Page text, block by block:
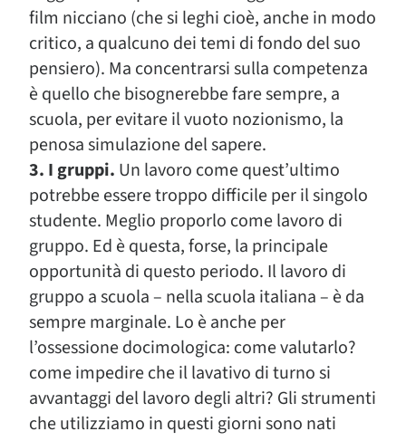
film nicciano (che si leghi cioè, anche in modo
critico, a qualcuno dei temi di fondo del suo
pensiero). Ma concentrarsi sulla competenza
è quello che bisognerebbe fare sempre, a
scuola, per evitare il vuoto nozionismo, la
penosa simulazione del sapere.
3. I gruppi. Un lavoro come quest’ultimo
potrebbe essere troppo difficile per il singolo
studente. Meglio proporlo come lavoro di
gruppo. Ed è questa, forse, la principale
opportunità di questo periodo. Il lavoro di
gruppo a scuola – nella scuola italiana – è da
sempre marginale. Lo è anche per
l’ossessione docimologica: come valutarlo?
come impedire che il lavativo di turno si
avvantaggi del lavoro degli altri? Gli strumenti
che utilizziamo in questi giorni sono nati